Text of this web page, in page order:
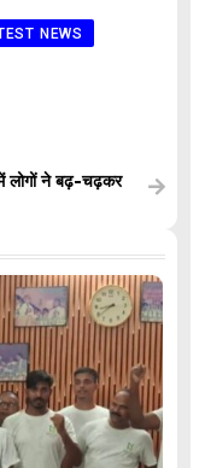
NEWS
में लोगों ने बढ़-चढ़कर